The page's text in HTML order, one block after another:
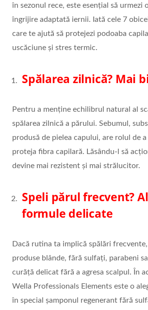
în sezonul rece, este esențial să urmezi
îngrijire adaptată iernii. Iată cele 7
care te ajută să protejezi podoaba
uscăciune și stres termic.
Spălarea zilnică? Mai
Pentru a menține echilibrul natural al
spălarea zilnică a părului. Sebumul,
produsă de pielea capului, are rolul de
proteja fibra capilară. Lăsându-l să
devine mai rezistent și mai strălucitor.
Speli părul frecvent?
formule delicate
Dacă rutina ta implică spălări
produse blânde, fără sulfați, parabeni
curăță delicat fără a agresa scalpul. În
Wella Professionals Elements este o
în special șamponul regenerant fără